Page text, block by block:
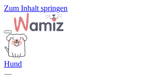
Zum Inhalt springen
Hund